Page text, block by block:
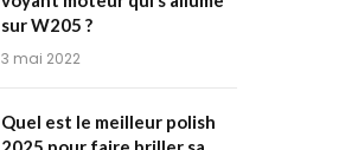
sur W205 ?
3 mai 2022
Quel est le meilleur polish